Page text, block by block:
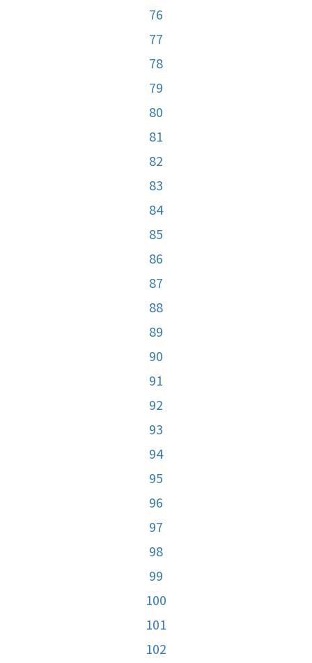
76
77
78
79
80
81
82
83
84
85
86
87
88
89
90
91
92
93
94
95
96
97
98
99
100
101
102